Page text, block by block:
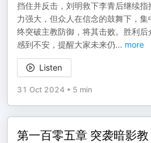
挡住并反击，刘明救下李青后继续
力强大，但众人在信念的鼓舞下，
终突破主教防御，将其击败。胜利
感到不安，提醒大家未来仍... more
Listen
31 Oct 2024 • 5 min
第一百零五章 突袭暗影教